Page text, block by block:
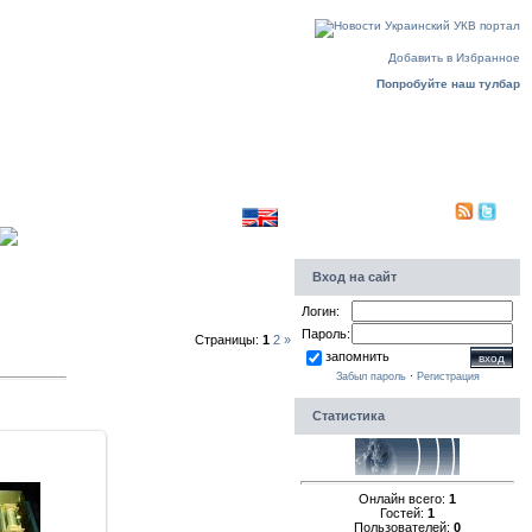
Добавить в Избранное
Попробуйте наш тулбар
Страницы: 1 2 »
Вход на сайт
Логин:
Пароль:
запомнить
Забыл пароль· Регистрация
Статистика
Онлайн всего: 1
Гостей: 1
Пользователей: 0